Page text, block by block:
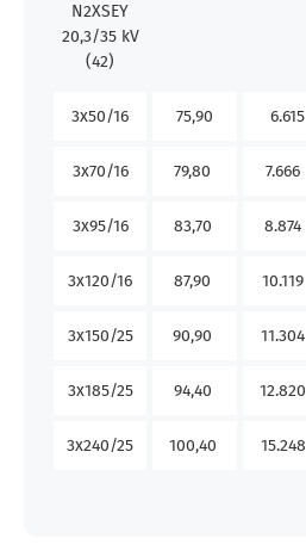
N2XSEY
20,3/35 kV
(42)
3x50/16 75,90 6.615
3x70/16 79,80 7.666
3x95/16 83,70 8.874
3x120/16 87,90 10.119
3x150/25 90,90 11.304
3x185/25 94,40 12.820
3x240/25 100,40 15.248